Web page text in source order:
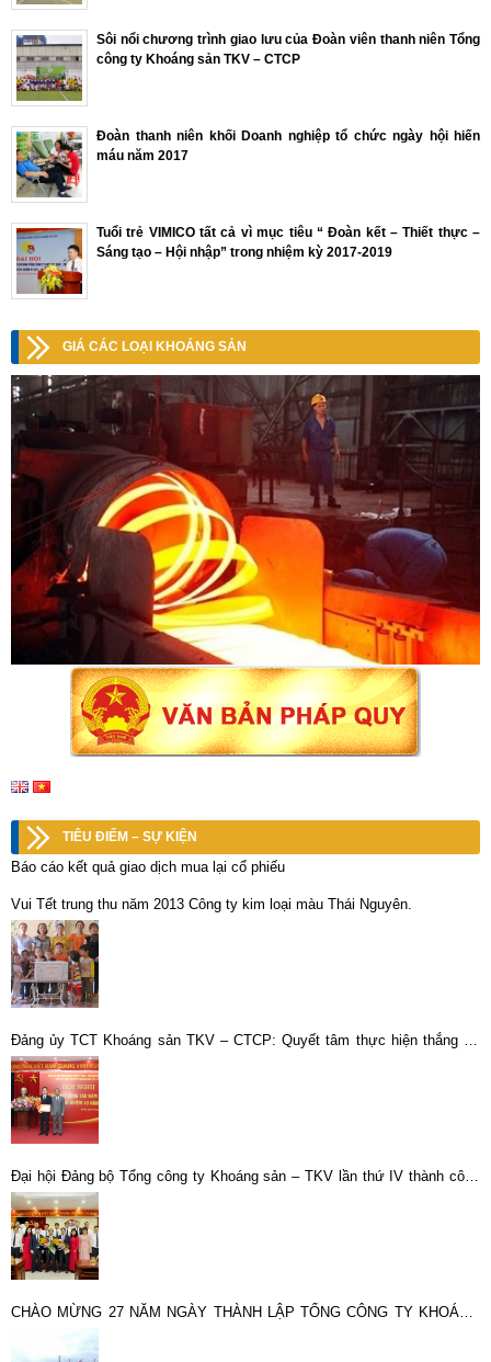
Sôi nổi chương trình giao lưu của Đoàn viên thanh niên Tổng
công ty Khoáng sản TKV – CTCP
Đoàn thanh niên khối Doanh nghiệp tổ chức ngày hội hiến
máu năm 2017
Tuổi trẻ VIMICO tất cả vì mục tiêu “ Đoàn kết – Thiết thực –
Sáng tạo – Hội nhập” trong nhiệm kỳ 2017-2019
GIÁ CÁC LOẠI KHOÁNG SẢN
TIÊU ĐIỂM – SỰ KIỆN
Báo cáo kết quả giao dịch mua lại cổ phiếu
Vui Tết trung thu năm 2013 Công ty kim loại màu Thái Nguyên.
Đảng ủy TCT Khoáng sản TKV – CTCP: Quyết tâm thực hiện thắng lợi
nhiệm vụ chính trị năm 2025
Đại hội Đảng bộ Tổng công ty Khoáng sản – TKV lần thứ IV thành công
tốt đẹp
CHÀO MỪNG 27 NĂM NGÀY THÀNH LẬP TỔNG CÔNG TY KHOÁNG
SẢN TKV – CTCP (27/10/1995-27/10/2022): NẮNG MỚI TRÊN BẢN QUA